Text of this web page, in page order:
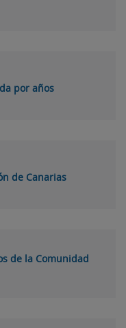
por años
de Canarias
de la Comunidad